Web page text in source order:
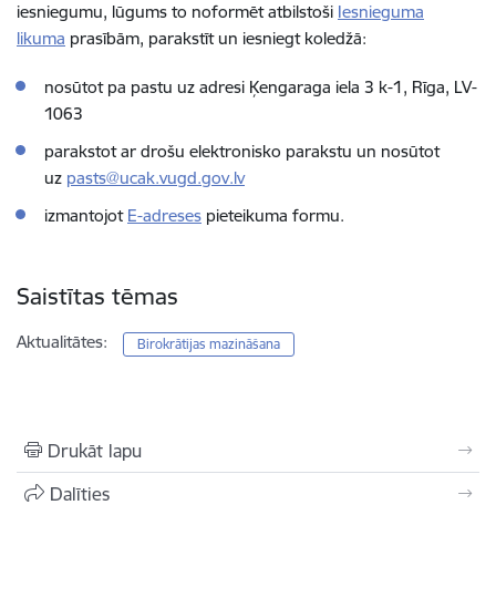
iesniegumu, lūgums to noformēt atbilstoši Iesnieguma
likuma prasībām, parakstīt un iesniegt koledžā:
nosūtot pa pastu uz adresi Ķengaraga iela 3 k-1, Rīga, LV-
1063
parakstot ar drošu elektronisko parakstu un nosūtot
uz pasts@ucak.vugd.gov.lv
izmantojot E-adreses pieteikuma formu.
Saistītas tēmas
Aktualitātes: Birokrātijas mazināšana
Drukāt lapu
Dalīties